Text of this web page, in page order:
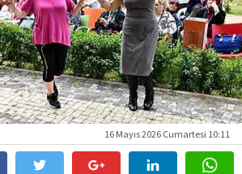
16 Mayıs 2026 Cumartesi 10:11